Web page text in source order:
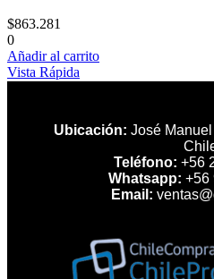
$863.281
0
Añadir al carrito
Vista Rápida
Ubicación: José
Teléfono: +56
Whatsapp: +56
Email: